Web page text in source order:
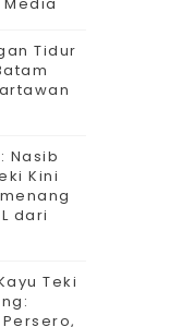
Tidur
Nasib
Kini
dari
Teki